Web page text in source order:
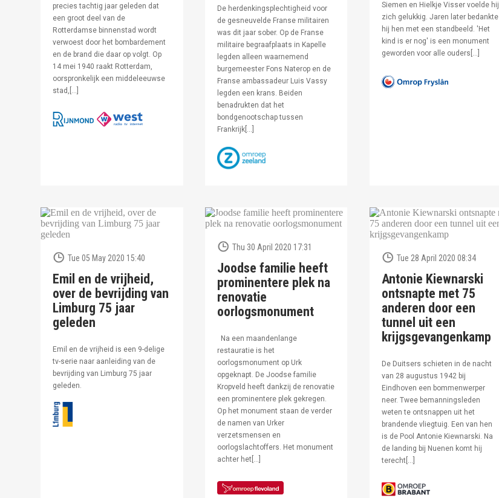
precies tachtig jaar geleden dat
een groot deel van de
Rotterdamse binnenstad wordt
verwoest door het bombardement
en de brand die daar op volgt. Op
14 mei 1940 raakt Rotterdam,
oorspronkelijk een middeleeuwse
stad,[…]
De herdenkingsplechtigheid voor
de gesneuvelde Franse militairen
was dit jaar sober. Op de Franse
militaire begraafplaats in Kapelle
legden alleen waarnemend
burgemeester Fons Naterop en de
Franse ambassadeur Luis Vassy
legden een krans. Beiden
benadrukten dat het
bondgenootschap tussen
Frankrijk[…]
Siemen en Hielkje Visser voelde hij
zich gelukkig. Jaren later bedankte
hij hen met een standbeeld. 'Het
kind is er nog' is een monument
geworden voor alle ouders[…]
Tue 05 May 2020 15:40
Emil en de vrijheid,
over de bevrijding van
Limburg 75 jaar
geleden
Emil en de vrijheid is een 9-delige
tv-serie naar aanleiding van de
bevrijding van Limburg 75 jaar
geleden.
Thu 30 April 2020 17:31
Joodse familie heeft
prominentere plek na
renovatie
oorlogsmonument
Na een maandenlange
restauratie is het
oorlogsmonument op Urk
opgeknapt. De Joodse familie
Kropveld heeft dankzij de renovatie
een prominentere plek gekregen.
Op het monument staan de verder
de namen van Urker
verzetsmensen en
oorlogslachtoffers. Het monument
achter het[…]
Tue 28 April 2020 08:34
Antonie Kiewnarski
ontsnapte met 75
anderen door een
tunnel uit een
krijgsgevangenkamp
De Duitsers schieten in de nacht
van 28 augustus 1942 bij
Eindhoven een bommenwerper
neer. Twee bemanningsleden
weten te ontsnappen uit het
brandende vliegtuig. Een van hen
is de Pool Antonie Kiewnarski. Na
de landing bij Nuenen komt hij
terecht[…]